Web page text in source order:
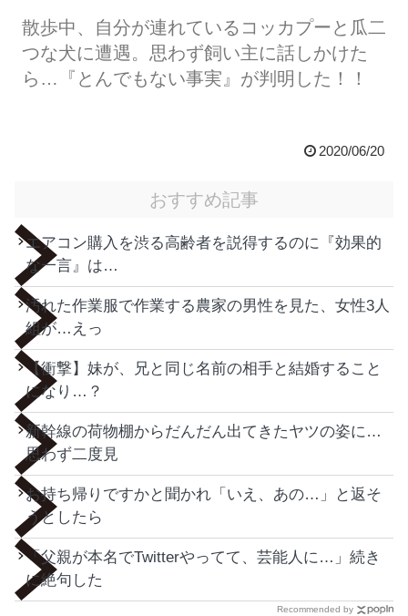
散歩中、自分が連れているコッカプーと瓜二
つな犬に遭遇。思わず飼い主に話しかけた
ら…『とんでもない事実』が判明した！！
2020/06/20
おすすめ記事
エアコン購入を渋る高齢者を説得するのに『効果的
な一言』は…
汚れた作業服で作業する農家の男性を見た、女性3人
組が…えっ
【衝撃】妹が、兄と同じ名前の相手と結婚すること
になり…？
新幹線の荷物棚からだんだん出てきたヤツの姿に…
思わず二度見
お持ち帰りですかと聞かれ「いえ、あの…」と返そ
うとしたら
「父親が本名でTwitterやってて、芸能人に…」続き
に絶句した
Recommended by